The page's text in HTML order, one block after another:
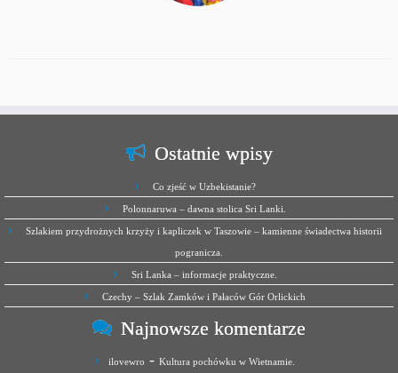
Ostatnie wpisy
Co zjeść w Uzbekistanie?
Polonnaruwa – dawna stolica Sri Lanki.
Szlakiem przydrożnych krzyży i kapliczek w Taszowie – kamienne świadectwa historii
pogranicza.
Sri Lanka – informacje praktyczne.
Czechy – Szlak Zamków i Pałaców Gór Orlickich
Najnowsze komentarze
ilovewro - Kultura pochówku w Wietnamie.